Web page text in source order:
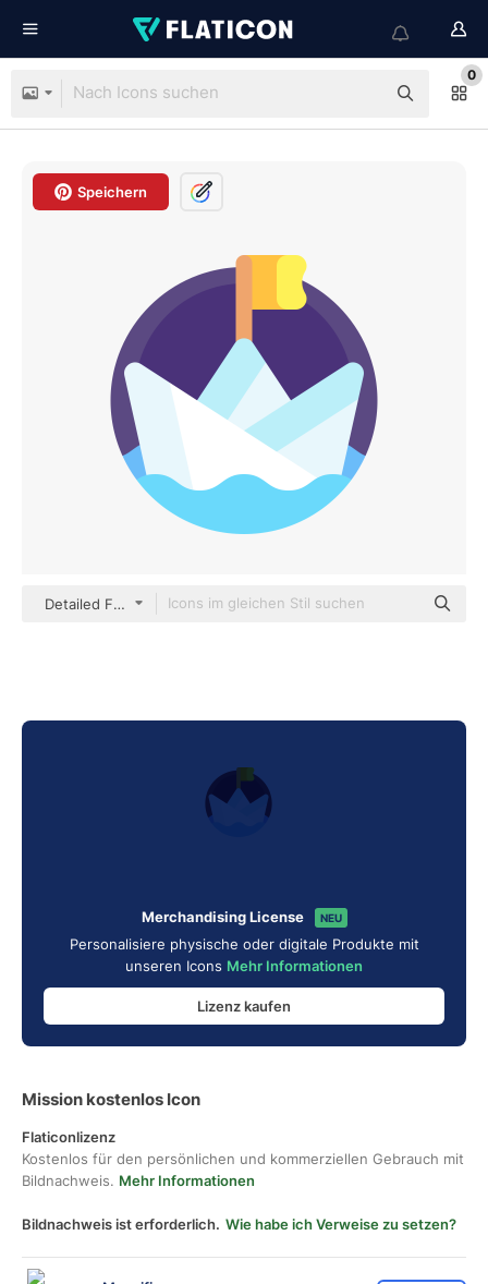
0
Speichern
Detailed Flat Circular Flat
Merchandising License NEU
Personalisiere physische oder digitale Produkte mit
unseren Icons Mehr Informationen
Lizenz kaufen
Mission kostenlos Icon
Flaticonlizenz
Kostenlos für den persönlichen und kommerziellen Gebrauch mit
Bildnachweis. Mehr Informationen
Bildnachweis ist erforderlich. Wie habe ich Verweise zu setzen?